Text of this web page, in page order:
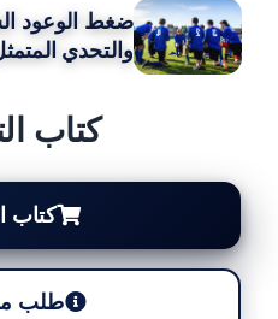
ضغط الوعود
والتحدي
كتاب
كتاب
طلب